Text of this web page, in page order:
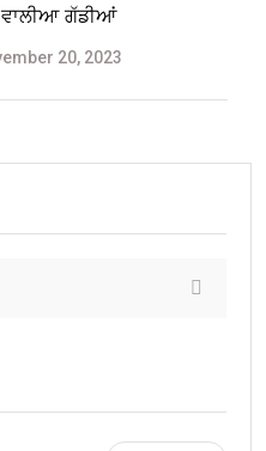
ਗੱਡੀਆਂ
20, 2023